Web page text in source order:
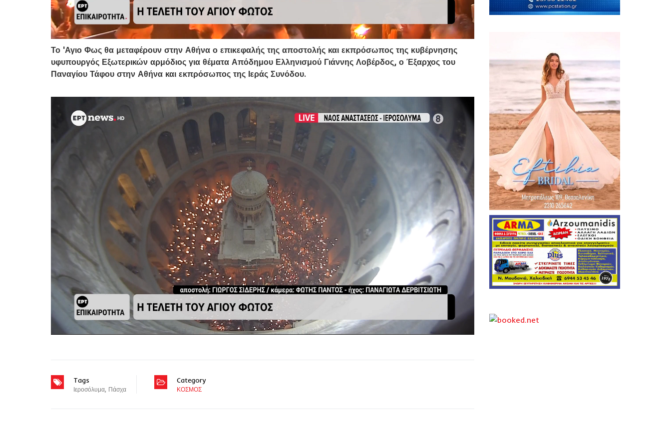
Το 'Αγιο Φως θα μεταφέρουν στην Αθήνα ο επικεφαλής της αποστολής και εκπρόσωπος της κυβέρνησης
υφυπουργός Εξωτερικών αρμόδιος για θέματα Απόδημου Ελληνισμού Γιάννης Λοβέρδος, ο Έξαρχος του
Παναγίου Τάφου στην Αθήνα και εκπρόσωπος της Ιεράς Συνόδου.
Tags
Ιεροσόλυμα, Πάσχα
Category
ΚΟΣΜΟΣ